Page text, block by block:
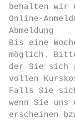
behalten wir
Online-
Abmeldung
Bis eine
möglich.
der Sie sich
vollen
Falls Sie
wenn Sie
erscheinen